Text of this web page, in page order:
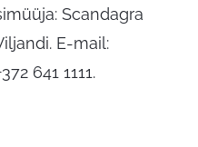
Scandagra
E-mail:
641 1111.